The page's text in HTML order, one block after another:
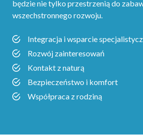
będzie nie tylko przestrzenią do
wszechstronnego rozwoju.
Integracja i wsparcie
Rozwój zainteresowań
Kontakt z naturą
Bezpieczeństwo i komfort
Współpraca z rodziną